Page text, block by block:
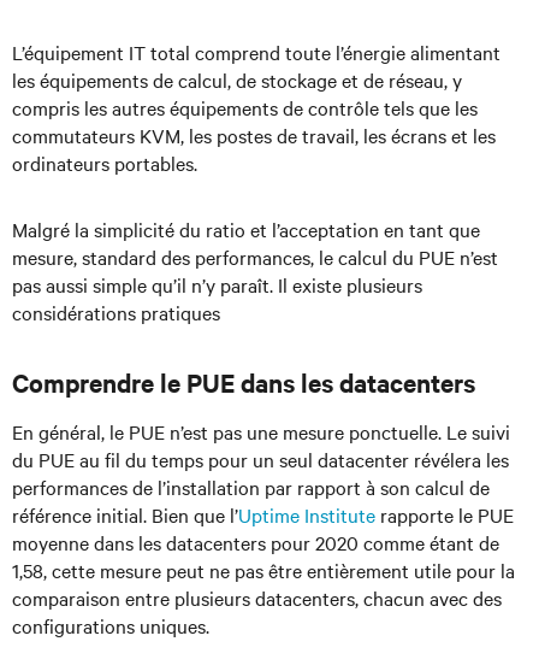
L’équipement IT total comprend toute l’énergie alimentant
les équipements de calcul, de stockage et de réseau, y
compris les autres équipements de contrôle tels que les
commutateurs KVM, les postes de travail, les écrans et les
ordinateurs portables.
Malgré la simplicité du ratio et l’acceptation en tant que
mesure, standard des performances, le calcul du PUE n’est
pas aussi simple qu’il n’y paraît. Il existe plusieurs
considérations pratiques
Comprendre le PUE dans les datacenters
En général, le PUE n’est pas une mesure ponctuelle. Le suivi
du PUE au fil du temps pour un seul datacenter révélera les
performances de l’installation par rapport à son calcul de
référence initial. Bien que l’Uptime Institute rapporte le PUE
moyenne dans les datacenters pour 2020 comme étant de
1,58, cette mesure peut ne pas être entièrement utile pour la
comparaison entre plusieurs datacenters, chacun avec des
configurations uniques.